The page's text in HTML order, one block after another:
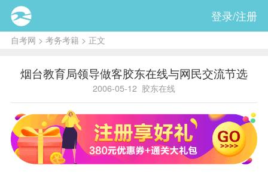
登录/注册
自考网 > 考务考籍 > 正文
烟台教育局领导做客胶东在线与网民交流节选
2006-05-12 胶东在线